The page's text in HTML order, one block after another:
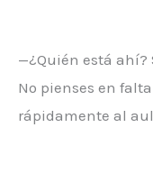
—¿Quién está ahí?
No pienses en
rápidamente al